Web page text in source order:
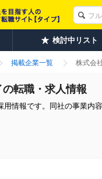
検討中リスト
掲載企業一覧 株式会
転職・求人情報
用情報です。同社の事業内